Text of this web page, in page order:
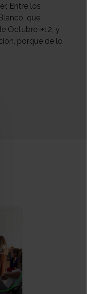
Entre los
que
Octubre i+12, y
porque de lo